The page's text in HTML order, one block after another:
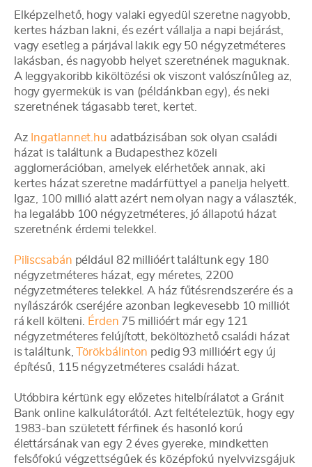
Elképzelhető, hogy valaki egyedül szeretne nagyobb,
kertes házban lakni, és ezért vállalja a napi bejárást,
vagy esetleg a párjával lakik egy 50 négyzetméteres
lakásban, és nagyobb helyet szeretnének maguknak.
A leggyakoribb kiköltözési ok viszont valószínűleg az,
hogy gyermekük is van (példánkban egy), és neki
szeretnének tágasabb teret, kertet.
Az Ingatlannet.hu adatbázisában sok olyan családi
házat is találtunk a Budapesthez közeli
agglomerációban, amelyek elérhetőek annak, aki
kertes házat szeretne madárfüttyel a panelja helyett.
Igaz, 100 millió alatt azért nem olyan nagy a választék,
ha legalább 100 négyzetméteres, jó állapotú házat
szeretnénk érdemi telekkel.
Piliscsabán például 82 millióért találtunk egy 180
négyzetméteres házat, egy méretes, 2200
négyzetméteres telekkel. A ház fűtésrendszerére és a
nyílászárók cseréjére azonban legkevesebb 10 milliót
rá kell költeni.
Érden 75 millióért már egy 121
négyzetméteres felújított, beköltözhető családi házat
is találtunk,Törökbálinton pedig 93 millióért egy új
építésű, 115 négyzetméteres családi házat.
Utóbbira kértünk egy előzetes hitelbírálatot a Gránit
Bank online kalkulátorától. Azt feltételeztük, hogy egy
1983-ban született férfinek és hasonló korú
élettársának van egy 2 éves gyereke, mindketten
felsőfokú végzettségűek és középfokú nyelvvizsgájuk